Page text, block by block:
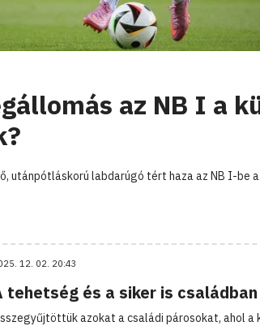
az NB I a
utánpótláskorú labdarúgó tért haza az NB I-be
12. 02. 20:43
tehetség és a siker is
azokat a családi párosokat, ahol a